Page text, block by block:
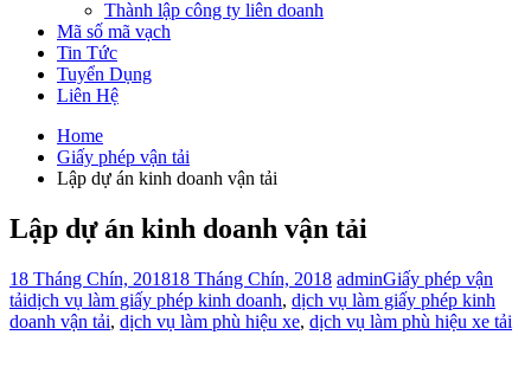
Thành lập công ty liên doanh
Mã số mã vạch
Tin Tức
Tuyển Dụng
Liên Hệ
Home
Giấy phép vận tải
Lập dự án kinh doanh vận tải
Lập dự án kinh doanh vận tải
18 Tháng Chín, 201818 Tháng Chín, 2018 adminGiấy phép vận
tảidịch vụ làm giấy phép kinh doanh, dịch vụ làm giấy phép kinh
doanh vận tải, dịch vụ làm phù hiệu xe, dịch vụ làm phù hiệu xe tải